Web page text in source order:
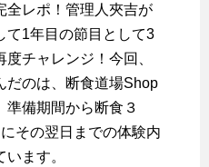
全レポ！管理人夾吉が
て1年目の節目として3
チャレンジ！今回、
だのは、断食道場Shop
準備期間から断食３
その翌日までの体験内
ます。